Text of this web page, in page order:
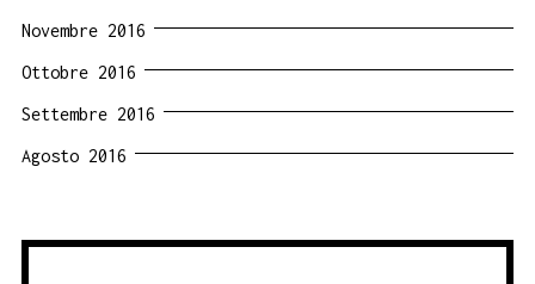
Novembre 2016
Ottobre 2016
Settembre 2016
Agosto 2016